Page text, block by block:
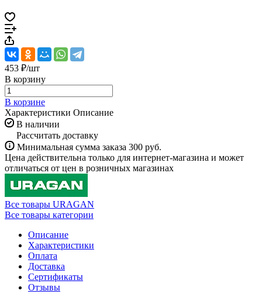
453 ₽/шт
В корзину
В корзине
Характеристики Описание
В наличии
Рассчитать доставку
Минимальная сумма заказа 300 руб.
Цена действительна только для интернет-магазина и может
отличаться от цен в розничных магазинах
Все товары URAGAN
Все товары категории
Описание
Характеристики
Оплата
Доставка
Сертификаты
Отзывы